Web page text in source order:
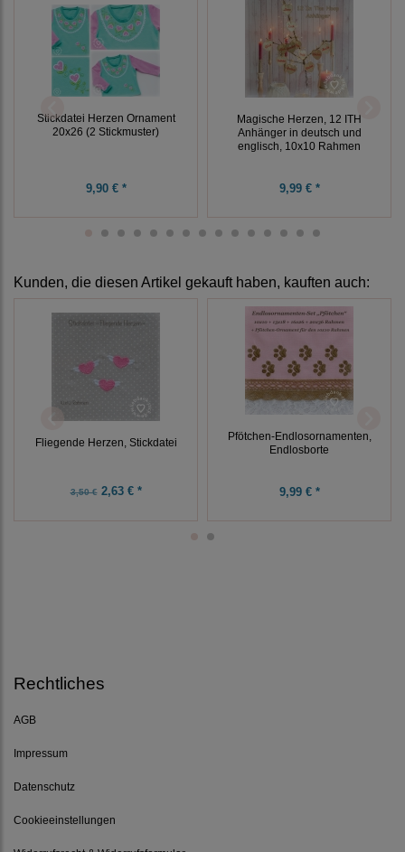
Stickdatei Herzen Ornament
20x26 (2 Stickmuster)
9,90 € *
Magische Herzen, 12 ITH
Anhänger in deutsch und
englisch, 10x10 Rahmen
9,99 € *
Kunden, die diesen Artikel gekauft haben, kauften auch:
Fliegende Herzen, Stickdatei
3,50 €2,63 € *
Pfötchen-Endlosornamenten,
Endlosborte
9,99 € *
Rechtliches
AGB
Impressum
Datenschutz
Cookieeinstellungen